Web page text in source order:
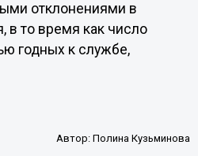
отклонениями в
в то время как число
годных к службе,
Автор:Полина Кузьминова